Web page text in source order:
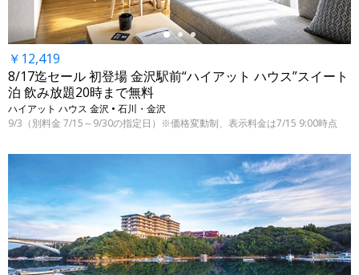
￥12,419
8/17迄セール 初登場 金沢駅前“ハイアット ハウス”スイート
泊 飲み放題20時まで無料
ハイアット ハウス 金沢 • 石川・金沢
9/3（別料金 7/15～9/30の指定日）※価格変動制、表示料金は7/15 9:00時点
←